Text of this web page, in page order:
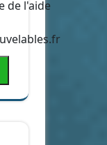
de l'aide